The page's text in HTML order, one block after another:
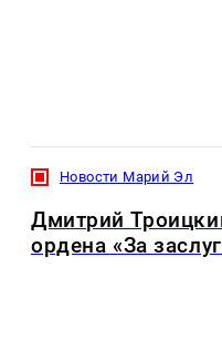
Новости Марий Эл
Дмитрий
ордена «За